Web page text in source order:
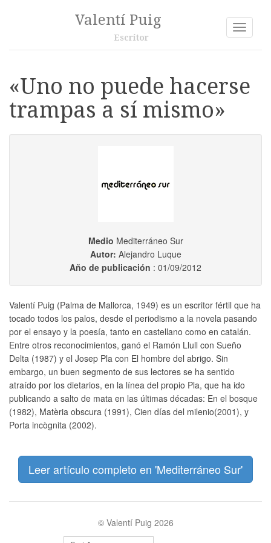
Toggle
Valentí Puig
Escritor
«Uno no puede hacerse
trampas a sí mismo»
Medio Mediterráneo Sur
Autor: Alejandro Luque
Año de publicación : 01/09/2012
Valentí Puig (Palma de Mallorca, 1949) es un escritor fértil que ha
tocado todos los palos, desde el periodismo a la novela pasando
por el ensayo y la poesía, tanto en castellano como en catalán.
Entre otros reconocimientos, ganó el Ramón Llull con Sueño
Delta (1987) y el Josep Pla con El hombre del abrigo. Sin
embargo, un buen segmento de sus lectores se ha sentido
atraído por los dietarios, en la línea del propio Pla, que ha ido
publicando a salto de mata en las últimas décadas: En el bosque
(1982), Matèria obscura (1991), Cien días del milenio(2001), y
Porta incògnita (2002).
Leer artículo completo en 'Mediterráneo Sur'
© Valentí Puig 2026